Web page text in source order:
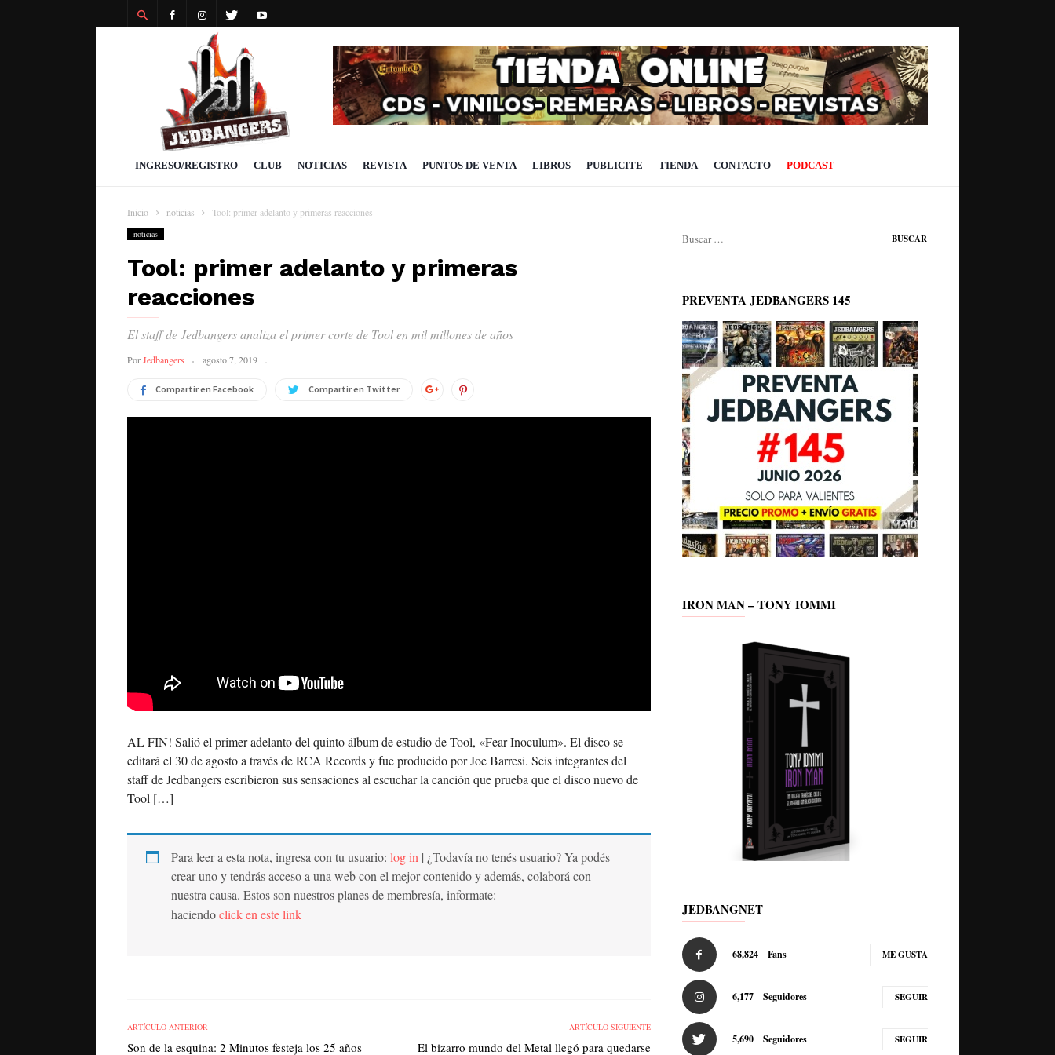
INGRESO/REGISTRO CLUB NOTICIAS REVISTA PUNTOS DE VENTA LIBROS PUBLICITE TIENDA CONTACTO PODCAST
Inicio noticias Tool: primer adelanto y primeras reacciones
noticias
Tool: primer adelanto y primeras
reacciones
El staff de Jedbangers analiza el primer corte de Tool en mil millones de años
PorJedbangers agosto 7, 2019
Compartir en Facebook Compartir en Twitter
AL FIN! Salió el primer adelanto del quinto álbum de estudio de Tool, «Fear Inoculum». El disco se
editará el 30 de agosto a través de RCA Records y fue producido por Joe Barresi. Seis integrantes del
staff de Jedbangers escribieron sus sensaciones al escuchar la canción que prueba que el disco nuevo de
Tool […]
Para leer a esta nota, ingresa con tu usuario: log in | ¿Todavía no tenés usuario? Ya podés
crear uno y tendrás acceso a una web con el mejor contenido y además, colaborá con
nuestra causa. Estos son nuestros planes de membresía, informate:
haciendoclick en este link
ARTÍCULO ANTERIOR
Son de la esquina: 2 Minutos festeja los 25 años
ARTÍCULO SIGUIENTE
El bizarro mundo del Metal llegó para quedarse
Buscar:
PREVENTA JEDBANGERS 145
IRON MAN – TONY IOMMI
JEDBANGNET
68,824 Fans ME GUSTA
6,177 Seguidores SEGUIR
5,690 Seguidores SEGUIR